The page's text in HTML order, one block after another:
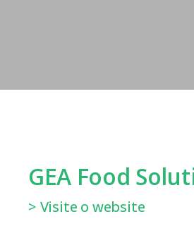
GEA Food
> Visite o website